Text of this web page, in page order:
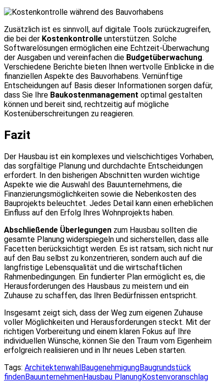
Zusätzlich ist es sinnvoll, auf digitale Tools zurückzugreifen,
die bei der Kostenkontrolle unterstützen. Solche
Softwarelösungen ermöglichen eine Echtzeit-Überwachung
der Ausgaben und vereinfachen die Budgetüberwachung.
Verschiedene Berichte bieten Ihnen wertvolle Einblicke in die
finanziellen Aspekte des Bauvorhabens. Vernünftige
Entscheidungen auf Basis dieser Informationen sorgen dafür,
dass Sie Ihre Baukostenmanagement optimal gestalten
können und bereit sind, rechtzeitig auf mögliche
Kostenüberschreitungen zu reagieren.
Fazit
Der Hausbau ist ein komplexes und vielschichtiges Vorhaben,
das sorgfältige Planung und durchdachte Entscheidungen
erfordert. In den bisherigen Abschnitten wurden wichtige
Aspekte wie die Auswahl des Bauunternehmens, die
Finanzierungsmöglichkeiten sowie die Nebenkosten des
Bauprojekts beleuchtet. Jedes Detail kann einen erheblichen
Einfluss auf den Erfolg Ihres Wohnprojekts haben.
Abschließende Überlegungen zum Hausbau sollten die
gesamte Planung widerspiegeln und sicherstellen, dass alle
Facetten berücksichtigt werden. Es ist ratsam, sich nicht nur
auf den Bau selbst zu konzentrieren, sondern auch auf die
langfristige Lebensqualität und die wirtschaftlichen
Rahmenbedingungen. Ein fundierter Plan ermöglicht es, die
Herausforderungen des Hausbaus zu meistern und ein
Zuhause zu schaffen, das Ihren Bedürfnissen entspricht.
Insgesamt zeigt sich, dass der Weg zum eigenen Zuhause
voller Möglichkeiten und Herausforderungen steckt. Mit der
richtigen Vorbereitung und einem klaren Fokus auf Ihre
individuellen Wünsche, können Sie den Traum vom Eigenheim
erfolgreich realisieren und in Ihr neues Leben starten.
Tags: ArchitektenwahlBaugenehmigungBaugrundstück
findenBauunternehmenHausbau PlanungKostenvoranschlag